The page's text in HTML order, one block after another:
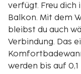
verfügt. Freu dich
Balkon. Mit dem
bleibst du auch
Verbindung. Das
werden bis auf